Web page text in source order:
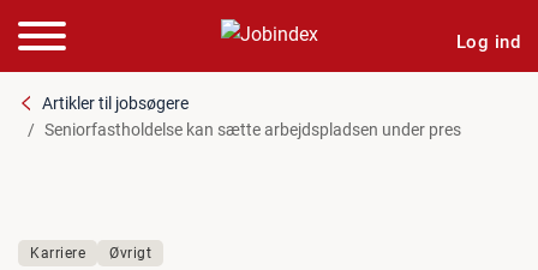
Log ind
Artikler til jobsøgere
Seniorfastholdelse kan sætte arbejdspladsen under pres
Karriere Øvrigt